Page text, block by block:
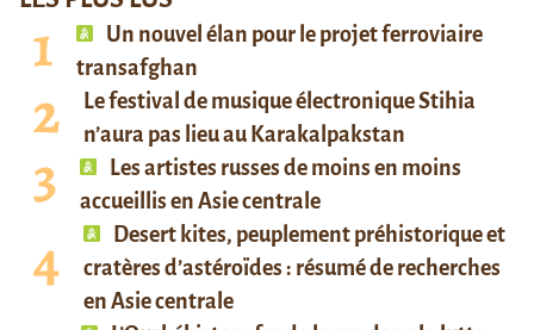
Un nouvel élan pour le projet ferroviaire
transafghan
Le festival de musique électronique Stihia
n’aura pas lieu au Karakalpakstan
Les artistes russes de moins en moins
accueillis en Asie centrale
Desert kites, peuplement préhistorique et
cratères d’astéroïdes : résumé de recherches
en Asie centrale